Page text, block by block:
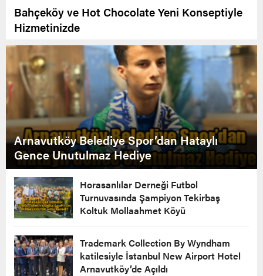
Bahçeköy ve Hot Chocolate Yeni Konseptiyle
Hizmetinizde
Arnavutköy Belediye Spor’dan Hataylı
Gence Unutulmaz Hediye
Horasanlılar Derneği Futbol
Turnuvasında Şampiyon Tekirbaş
Koltuk Mollaahmet Köyü
Trademark Collection By Wyndham
katilesiyle İstanbul New Airport Hotel
Arnavutköy’de Açıldı